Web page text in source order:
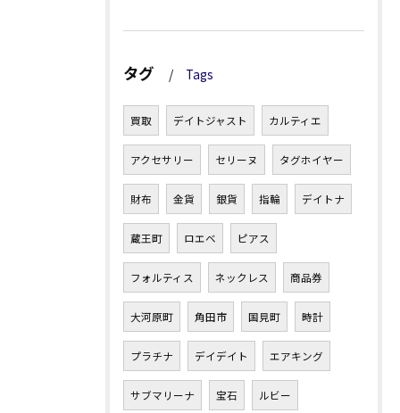
タグ Tags
買取 デイトジャスト カルティエ
アクセサリー セリーヌ タグホイヤー
財布 金貨 銀貨 指輪 デイトナ
蔵王町 ロエベ ピアス
フォルティス ネックレス 商品券
大河原町 角田市 国見町 時計
プラチナ デイデイト エアキング
サブマリーナ 宝石 ルビー